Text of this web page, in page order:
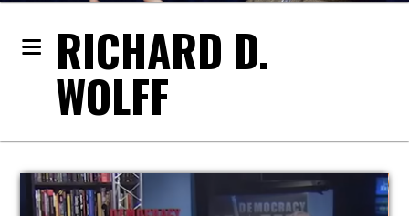
RICHARD D.
WOLFF